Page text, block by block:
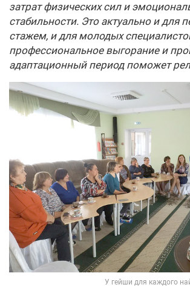
затрат физических сил и
стабильности. Это актуально и для
стажем, и для молодых
профессиональное выгорание и
адаптационный период поможет
У гейши для каждого